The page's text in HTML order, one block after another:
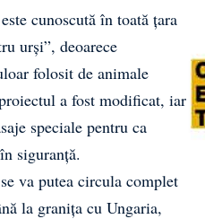
cunoscută în toată țara
urși”, deoarece
folosit de animale
a fost modificat, iar
speciale pentru ca
siguranță.
va putea circula complet
la granița cu Ungaria,